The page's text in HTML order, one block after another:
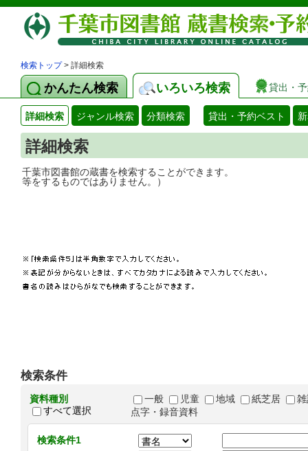
検索トップ> 詳細検索
かんたん検索 いろいろ検索 貸出・
詳細検索 ジャンル検索 分類検索 貸出・予約ベスト
詳細検索
千葉市図書館の蔵書を検索することがで
等をするものではありません。）
検索条件
資料種別
すべて選択
一般 児童 地域 紙芝居
点字・録音資料
検索条件1